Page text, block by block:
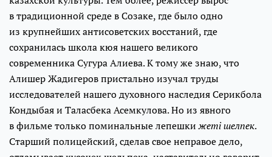
в традиционной среде в Созаке, где было одно
из крупнейших антисоветских восстаний, где
сохранилась школа кюя нашего великого
современника Сугура Алиева. К тому же знаю, что
Алишер Жадигеров пристально изучал труды
исследователей нашего духовного наследия Серикбола
Кондыбая и Таласбека Асемкулова. Но из явного
в фильме только поминальные лепешкижеті шелпек.
Старший полицейский, сделав свое неправое дело,